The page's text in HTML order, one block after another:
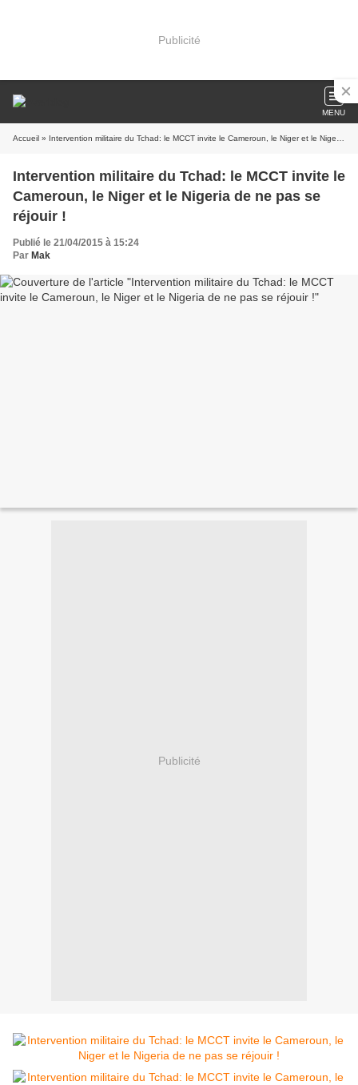
Publicité
MENU
Accueil » Intervention militaire du Tchad: le MCCT invite le Cameroun, le Niger et le Nigeria de ne pas se réjouir !
Intervention militaire du Tchad: le MCCT invite le
Cameroun, le Niger et le Nigeria de ne pas se
réjouir !
Publié le 21/04/2015 à 15:24
Par Mak
Publicité